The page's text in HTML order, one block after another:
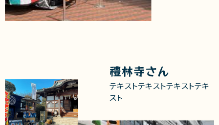
禮林寺さん
テキストテキストテキストテキ
スト